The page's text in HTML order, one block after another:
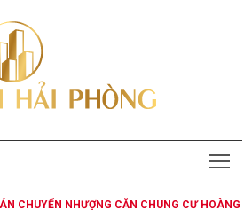
CHUYỂN NHƯỢNG CĂN CHUNG CƯ HOÀNG